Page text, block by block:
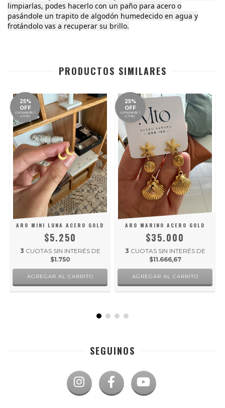
limpiarlas, podes hacerlo con un paño para acero o
pasándole un trapito de algodón humedecido en agua y
frotándolo vas a recuperar su brillo.
PRODUCTOS SIMILARES
25%
OFF
comprando 1
o más
ARO MINI LUNA ACERO GOLD
$5.250
3 CUOTAS SIN INTERÉS DE
$1.750
25%
OFF
comprando 1
o más
ARO MARINO ACERO GOLD
$35.000
3 CUOTAS SIN INTERÉS DE
$11.666,67
SEGUINOS